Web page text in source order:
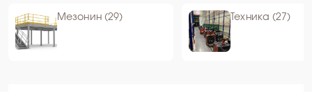
Мезонин (29) Техника (27)